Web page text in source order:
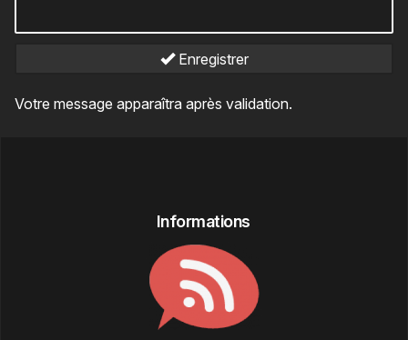
Enregistrer
Votre message apparaîtra après validation.
Informations